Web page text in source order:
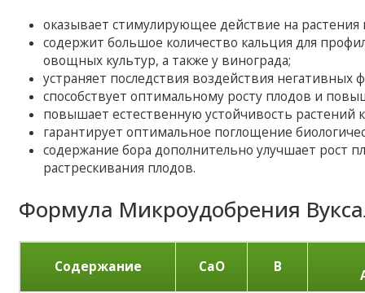
оказывает стимулирующее действие на растения
содержит большое количество кальция для
овощных культур, а также у винограда;
устраняет последствия воздействия
способствует оптимальному росту плодов и
повышает естественную устойчивость растений
гарантирует оптимальное поглощение
содержание бора дополнительно улучшает рост
растрескивания плодов.
Формула Микроудобрения
Содержание CaO B